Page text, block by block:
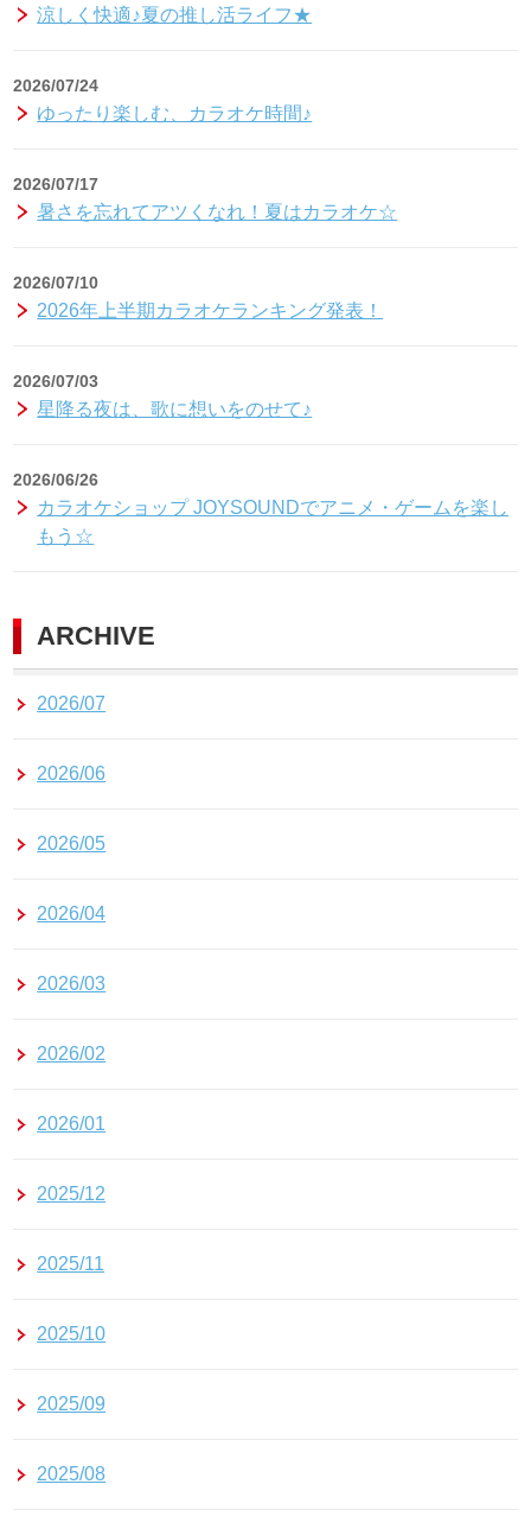
涼しく快適♪夏の推し活ライフ★
2026/07/24
ゆったり楽しむ、カラオケ時間♪
2026/07/17
暑さを忘れてアツくなれ！夏はカラオケ☆
2026/07/10
2026年上半期カラオケランキング発表！
2026/07/03
星降る夜は、歌に想いをのせて♪
2026/06/26
カラオケショップ JOYSOUNDでアニメ・ゲームを楽し
もう☆
ARCHIVE
2026/07
2026/06
2026/05
2026/04
2026/03
2026/02
2026/01
2025/12
2025/11
2025/10
2025/09
2025/08